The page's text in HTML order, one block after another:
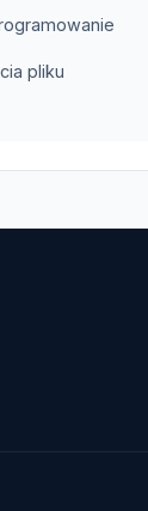
pliku